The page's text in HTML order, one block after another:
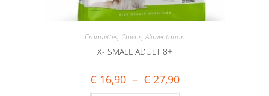
Croquettes, Chiens,Alimentation
X- SMALL ADULT 8+
€ 16,90 – € 27,90